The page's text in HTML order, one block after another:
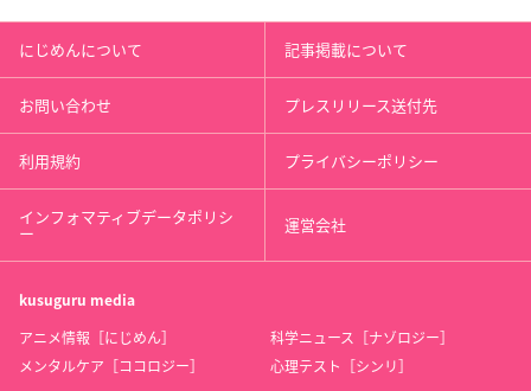
にじめんについて 記事掲載について
お問い合わせ プレスリリース送付先
利用規約 プライバシーポリシー
インフォマティブデータポリシ
ー 運営会社
kusuguru media
アニメ情報［にじめん］
科学ニュース［ナゾロジー］
メンタルケア［ココロジー］
心理テスト［シンリ］